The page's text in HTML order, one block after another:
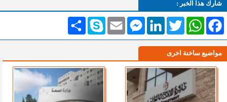
شارك هذا الخبر :
انشر Skype Email
MessengerLinkedInTwitterWhatsAppFacebook
مواضيع ساخنة اخرى